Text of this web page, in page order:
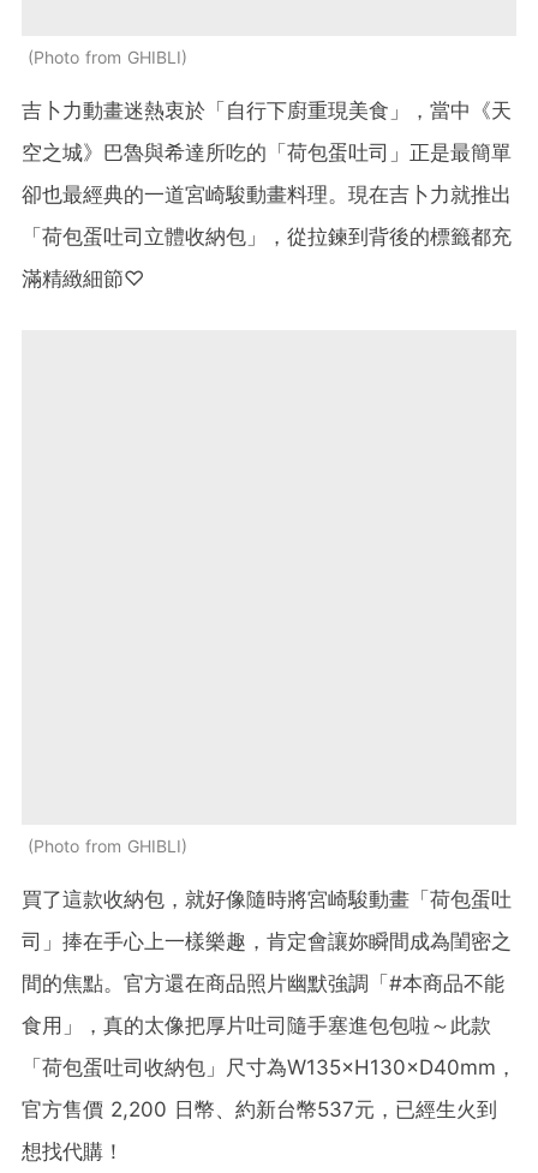
Photo from GHIBLI
吉卜力動畫迷熱衷於「自行下廚重現美食」，當中《天
空之城》巴魯與希達所吃的「荷包蛋吐司」正是最簡單
卻也最經典的一道宮崎駿動畫料理。現在吉卜力就推出
「荷包蛋吐司立體收納包」，從拉鍊到背後的標籤都充
滿精緻細節♡
Photo from GHIBLI
買了這款收納包，就好像隨時將宮崎駿動畫「荷包蛋吐
司」捧在手心上一樣樂趣，肯定會讓妳瞬間成為閨密之
間的焦點。官方還在商品照片幽默強調「#本商品不能
食用」，真的太像把厚片吐司隨手塞進包包啦～此款
「荷包蛋吐司收納包」尺寸為W135×H130×D40mm，
官方售價 2,200 日幣、約新台幣537元，已經生火到
想找代購！